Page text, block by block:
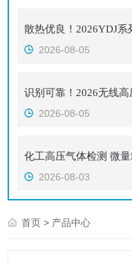
2026-08-05
2026-08-05
2026-08-03
首页 > 产品中心